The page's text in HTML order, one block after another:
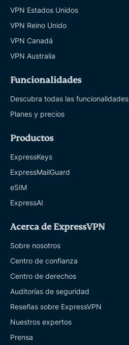
VPN Estados Unidos
VPN Reino Unido
VPN Canadá
VPN Australia
Funcionalidades
Descubra todas las funcionalidades
Planes y precios
Productos
ExpressKeys
ExpressMailGuard
eSIM
ExpressAI
Acerca de ExpressVPN
Sobre nosotros
Centro de confianza
Centro de derechos
Auditorías de seguridad
Reseñas sobre ExpressVPN
Nuestros expertos
Prensa